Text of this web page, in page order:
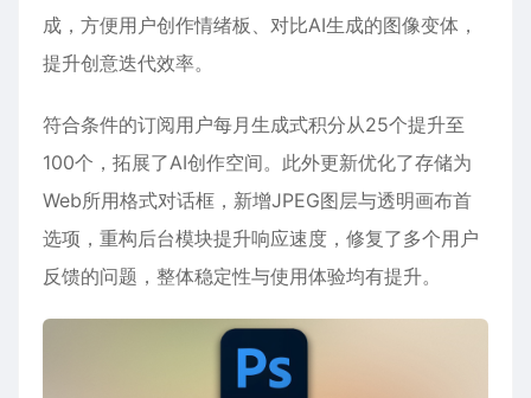
成，方便用户创作情绪板、对比AI生成的图像变体，
提升创意迭代效率。
符合条件的订阅用户每月生成式积分从25个提升至
100个，拓展了AI创作空间。此外更新优化了存储为
Web所用格式对话框，新增JPEG图层与透明画布首
选项，重构后台模块提升响应速度，修复了多个用户
反馈的问题，整体稳定性与使用体验均有提升。